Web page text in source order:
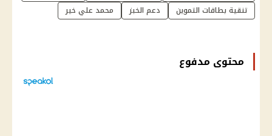
تنقية بطاقات التموين
دعم الخبز محمد علي خير
محتوى مدفوع